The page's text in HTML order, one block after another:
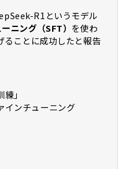
R1というモデル
ニング（SFT） を使わ
ることに成功したと報告
」
インチューニング